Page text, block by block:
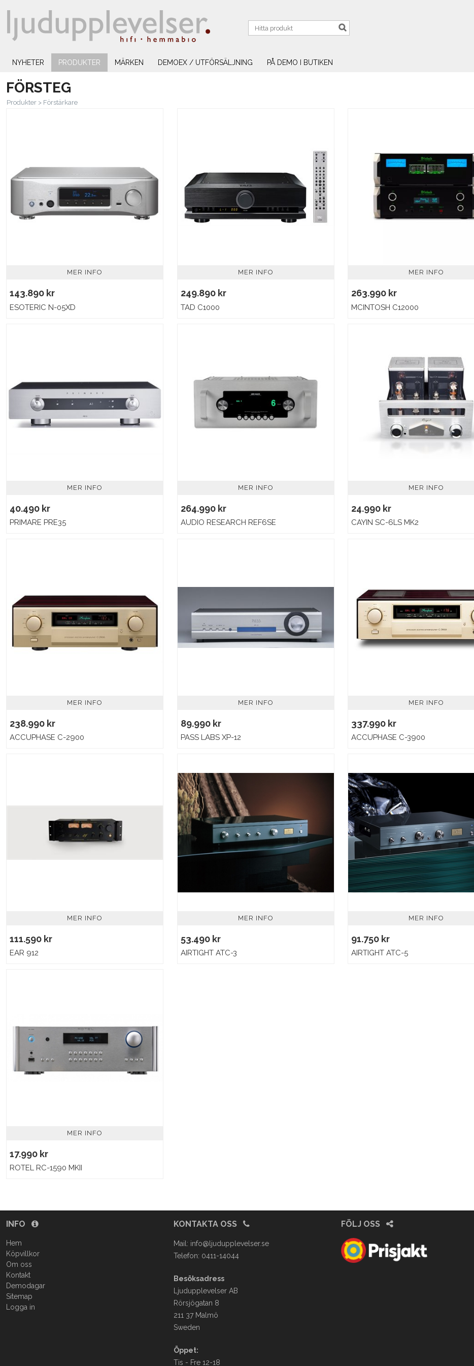
NYHETER PRODUKTER MÄRKEN DEMOEX / UTFÖRSÄLJNING PÅ DEMO I BUTIKEN
FÖRSTEG
Produkter > Förstärkare
MER INFO
143.890 kr
ESOTERIC N-05XD
MER INFO
249.890 kr
TAD C1000
MER INFO
263.990 kr
MCINTOSH C12000
MER INFO
40.490 kr
PRIMARE PRE35
MER INFO
264.990 kr
AUDIO RESEARCH REF6SE
MER INFO
24.990 kr
CAYIN SC-6LS MK2
MER INFO
238.990 kr
ACCUPHASE C-2900
MER INFO
89.990 kr
PASS LABS XP-12
MER INFO
337.990 kr
ACCUPHASE C-3900
MER INFO
111.590 kr
EAR 912
MER INFO
53.490 kr
AIRTIGHT ATC-3
MER INFO
91.750 kr
AIRTIGHT ATC-5
MER INFO
17.990 kr
ROTEL RC-1590 MKII
INFO
Hem
Köpvillkor
Om oss
Kontakt
Demodagar
Sitemap
Logga in
KONTAKTA OSS
Mail: info@ljudupplevelser.se
Telefon: 0411-14044
Besöksadress
Ljudupplevelser AB
Rörsjögatan 8
211 37 Malmö
Sweden
Öppet:
Tis - Fre 12-18
FÖLJ OSS